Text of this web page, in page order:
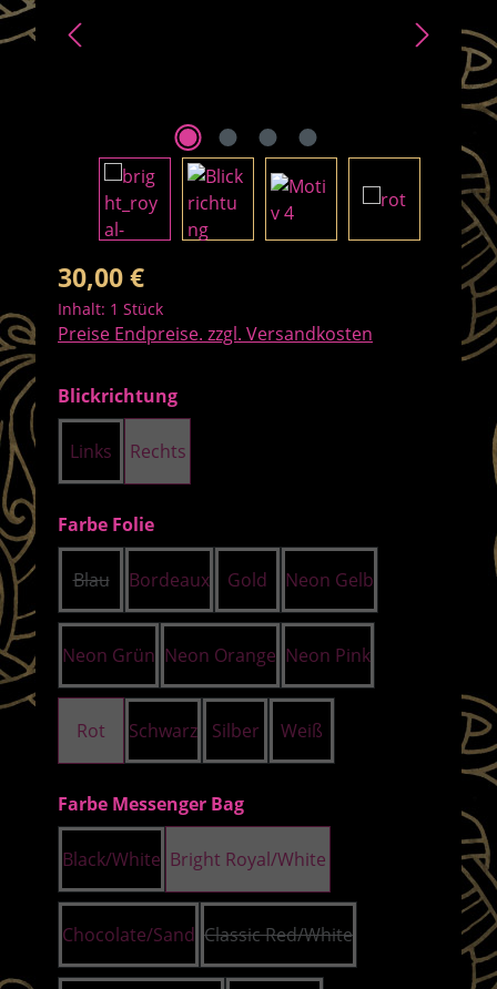
Regulärer Preis:
30,00 €
Inhalt: 1 Stück
Preise Endpreise. zzgl. Versandkosten
Blickrichtungauswählen
Links Rechts
Farbe Folieauswählen
Blau(Diese Option ist zurzeit nicht verfügbar.)
Bordeaux Gold Neon Gelb
Neon Grün Neon Orange Neon Pink
Rot Schwarz Silber Weiß
Farbe Messenger Bagauswählen
Black/White Bright Royal/White
Chocolate/Sand Classic Red/White(Diese Option ist zurzeit